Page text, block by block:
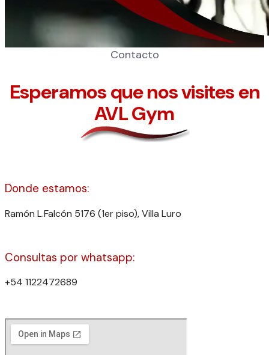
Contacto
Esperamos que nos visites en
AVL Gym
Donde estamos:
Ramón L.Falcón 5176 (1er piso), Villa Luro
Consultas por whatsapp:
+54 1122472689